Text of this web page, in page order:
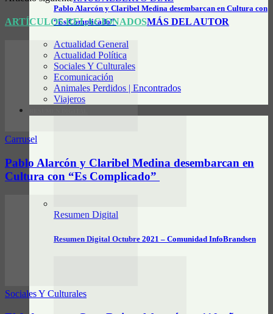
Pablo Alarcón y Claribel Medina desembarcan en Cultura con
“Es Complicado”
Actualidad General
Actualidad Política
Sociales Y Culturales
Ecomunicación
Animales Perdidos | Encontrados
Viajeros
Resumen Digital
Resumen Digital Octubre 2021 – Comunidad InfoBrandsen
ARTÍCULOS RELACIONADOSMÁS DEL AUTOR
Carrusel
Pablo Alarcón y Claribel Medina desembarcan en
Cultura con “Es Complicado”
Sociales Y Culturales